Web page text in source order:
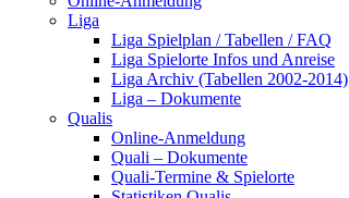
Liga
Liga Spielplan / Tabellen / FAQ
Liga Spielorte Infos und Anreise
Liga Archiv (Tabellen 2002-2014)
Liga – Dokumente
Qualis
Online-Anmeldung
Quali – Dokumente
Quali-Termine & Spielorte